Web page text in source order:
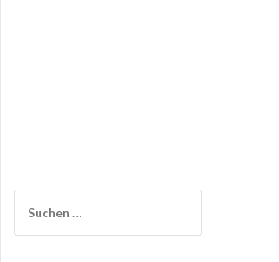
nach: